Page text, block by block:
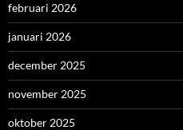
februari 2026
januari 2026
december 2025
november 2025
oktober 2025